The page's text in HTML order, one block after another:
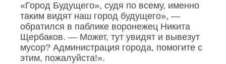
«Город Будущего», судя по всему, именно
таким видят наш город будущего», —
обратился в паблике воронежец Никита
Щербаков. — Может, тут увидят и вывезут
мусор? Администрация города, помогите с
этим, пожалуйста!».